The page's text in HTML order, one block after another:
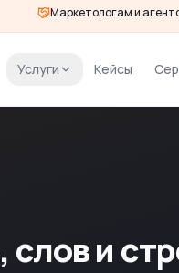
Маркетологам и
Услуги Кейсы
и